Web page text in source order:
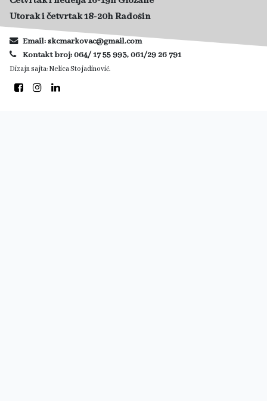
Utorak i četvrtak 18-20h Radošin
Email: skcmarkovac@gmail.com
Kontakt broj:064/ 17 55 993, 061/29 26 791
Dizajn sajta: Nelica Stojadinović.